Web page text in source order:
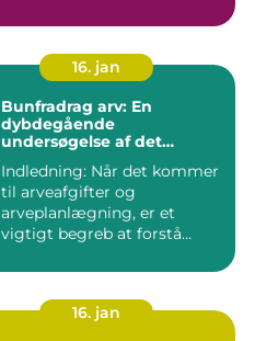
16. jan
Bunfradrag arv: En
dybdegående
undersøgelse af det
Indledning: Når det kommer
til arveafgifter og
arveplanlægning, er et
vigtigt begreb at forstå
16. jan